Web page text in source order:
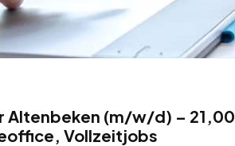
Altenbeken (m/w/d) – 21,00
Vollzeitjobs